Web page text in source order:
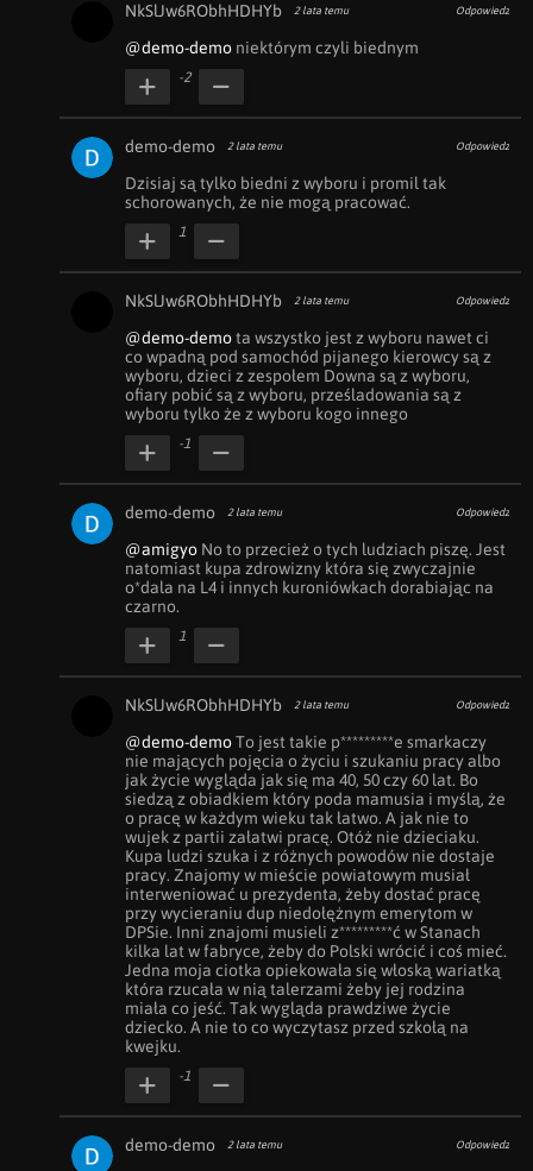
NkSlJw6RObhHDHYb 2 lata temu Odpowiedz
@demo-demo niektórym czyli biednym
-2
demo-demo 2 lata temu Odpowiedz
Dzisiaj są tylko biedni z wyboru i promil tak
schorowanych, że nie mogą pracować.
1
NkSlJw6RObhHDHYb 2 lata temu Odpowiedz
@demo-demo ta wszystko jest z wyboru nawet ci
co wpadną pod samochód pijanego kierowcy są z
wyboru, dzieci z zespołem Downa są z wyboru,
ofiary pobić są z wyboru, prześladowania są z
wyboru tylko że z wyboru kogo innego
-1
demo-demo 2 lata temu Odpowiedz
@amigyo No to przecież o tych ludziach piszę. Jest
natomiast kupa zdrowizny która się zwyczajnie
o*dala na L4 i innych kuroniówkach dorabiając na
czarno.
1
NkSlJw6RObhHDHYb 2 lata temu Odpowiedz
@demo-demo To jest takie p*********e smarkaczy
nie mających pojęcia o życiu i szukaniu pracy albo
jak życie wygląda jak się ma 40, 50 czy 60 lat. Bo
siedzą z obiadkiem który poda mamusia i myślą, że
o pracę w każdym wieku tak łatwo. A jak nie to
wujek z partii załatwi pracę. Otóż nie dzieciaku.
Kupa ludzi szuka i z różnych powodów nie dostaje
pracy. Znajomy w mieście powiatowym musiał
interweniować u prezydenta, żeby dostać pracę
przy wycieraniu dup niedołężnym emerytom w
DPSie. Inni znajomi musieli z*********ć w Stanach
kilka lat w fabryce, żeby do Polski wrócić i coś mieć.
Jedna moja ciotka opiekowała się włoską wariatką
która rzucała w nią talerzami żeby jej rodzina
miała co jeść. Tak wygląda prawdziwe życie
dziecko. A nie to co wyczytasz przed szkołą na
kwejku.
-1
demo-demo 2 lata temu Odpowiedz